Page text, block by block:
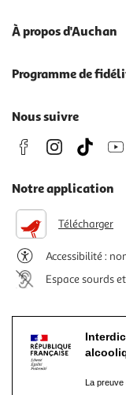
À propos d'Auchan
Programme de
Nous suivre
Notre application
Télécharger
Accessibilité :
Espace sourds
La preuve